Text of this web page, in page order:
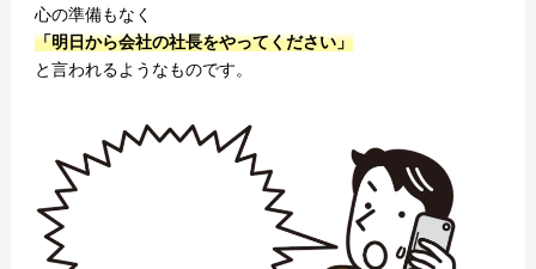
心の準備もなく
「明日から会社の社長をやってください」
と言われるようなものです。